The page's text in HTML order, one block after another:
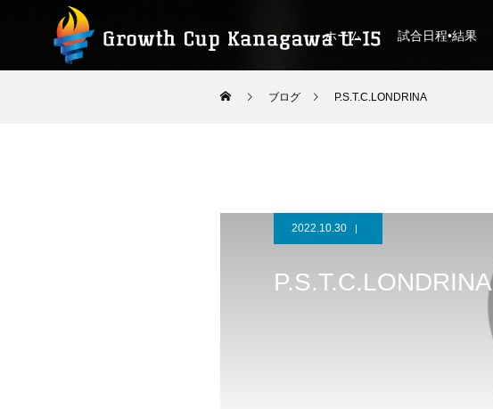
ホーム 試合日程•結果
ブログ P.S.T.C.LONDRINA
2022.10.30
P.S.T.C.LONDRINA